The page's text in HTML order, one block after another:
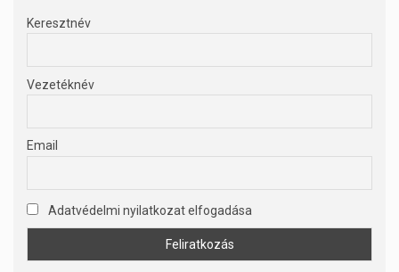
Keresztnév
Vezetéknév
Email
Adatvédelmi nyilatkozat elfogadása